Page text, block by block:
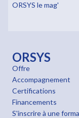
ORSYS le mag'
ORSYS
Offre
Accompagnement
Certifications
Financements
S'inscrire à une